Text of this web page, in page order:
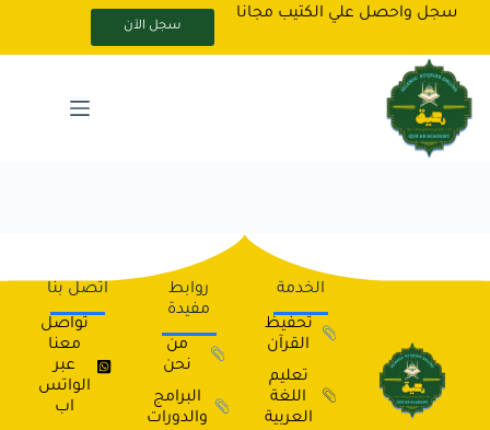
سجل واحصل علي الكتيب مجانا
سجل الآن
الخدمة
تحفيظ
القرآن
تعليم
اللغة
العربية
روابط
مفيدة
من
نحن
البرامج
والدورات
اتصل بنا
تواصل
معنا
عبر
الواتس
اب